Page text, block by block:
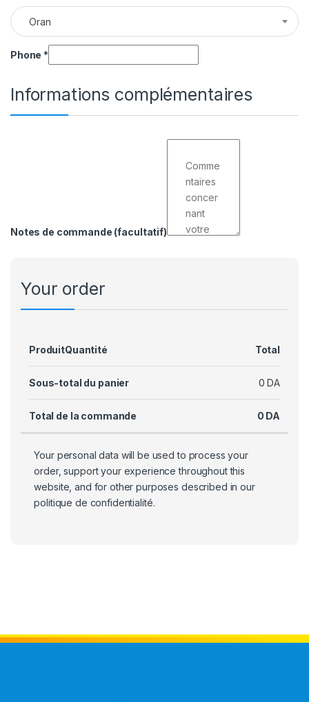
Oran
Phone *
Informations complémentaires
Notes de commande (facultatif)
Your order
ProduitQuantité Total
Sous-total du panier 0 DA
Total de la commande 0 DA
Your personal data will be used to process your
order, support your experience throughout this
website, and for other purposes described in our
politique de confidentialité.